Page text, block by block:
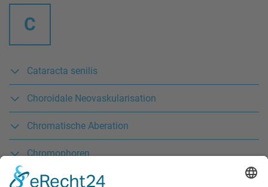
C
Cataracta senilis
Choroidale Neovaskularisation
Chromatische Aberation
Chromophoren
Conjunctiva